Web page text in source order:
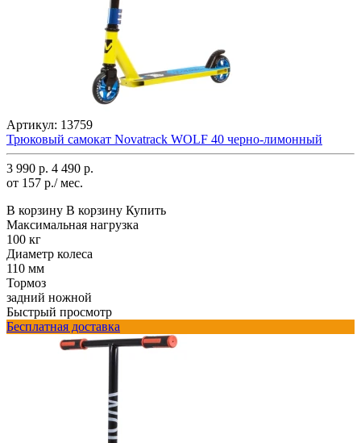
Артикул: 13759
Трюковый самокат Novatrack WOLF 40 черно-лимонный
3 990 р. 4 490 р.
от 157 р./ мес.
В корзину В корзину Купить
Максимальная нагрузка
100 кг
Диаметр колеса
110 мм
Тормоз
задний ножной
Быстрый просмотр
Бесплатная доставка